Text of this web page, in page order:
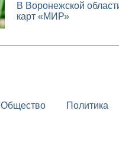
В Воронежской
карт «МИР»
Общество Политика